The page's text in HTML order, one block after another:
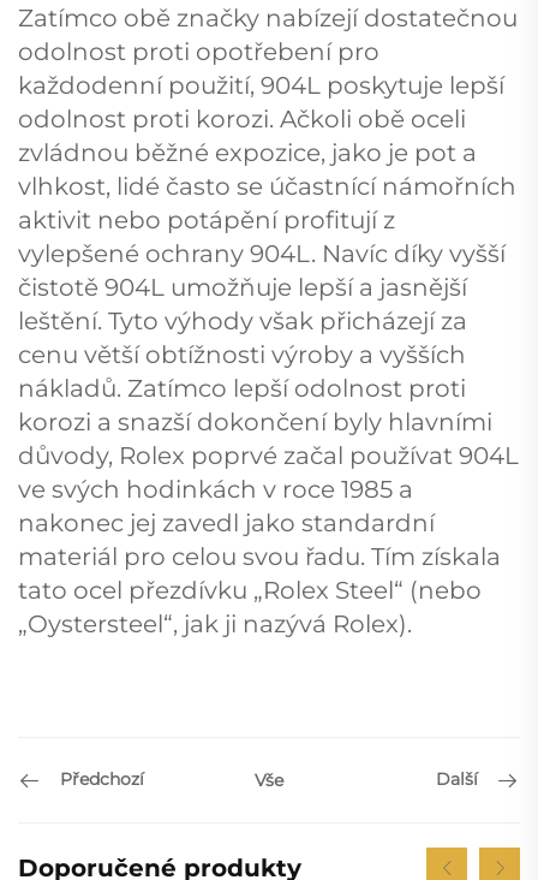
Zatímco obě značky nabízejí dostatečnou
odolnost proti opotřebení pro
každodenní použití, 904L poskytuje lepší
odolnost proti korozi. Ačkoli obě oceli
zvládnou běžné expozice, jako je pot a
vlhkost, lidé často se účastnící námořních
aktivit nebo potápění profitují z
vylepšené ochrany 904L. Navíc díky vyšší
čistotě 904L umožňuje lepší a jasnější
leštění. Tyto výhody však přicházejí za
cenu větší obtížnosti výroby a vyšších
nákladů. Zatímco lepší odolnost proti
korozi a snazší dokončení byly hlavními
důvody, Rolex poprvé začal používat 904L
ve svých hodinkách v roce 1985 a
nakonec jej zavedl jako standardní
materiál pro celou svou řadu. Tím získala
tato ocel přezdívku „Rolex Steel“ (nebo
„Oystersteel“, jak ji nazývá Rolex).
Předchozí Vše Další
Doporučené produkty